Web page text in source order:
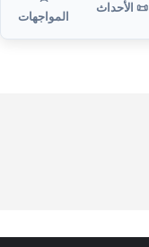
📜 الأحداث
المواجهات